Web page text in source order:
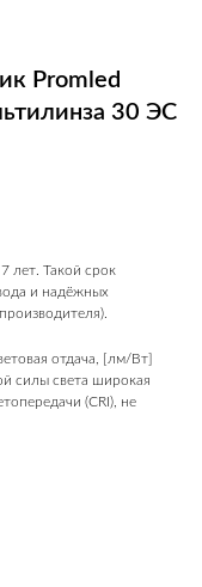
Promled
30 ЭС
лет. Такой срок
и надёжных
отдача, [лм/Вт]
силы света широкая
(CRI), не